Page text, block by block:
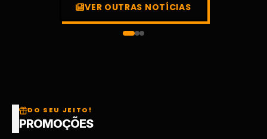
VER OUTRAS NOTÍCIAS
DO SEU JEITO!
PROMOÇÕES